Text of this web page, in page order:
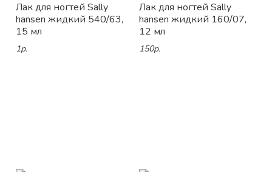
Лак для ногтей Sally
hansen жидкий 540/63,
15 мл
1р.
Лак для ногтей Sally
hansen жидкий 160/07,
12 мл
150р.